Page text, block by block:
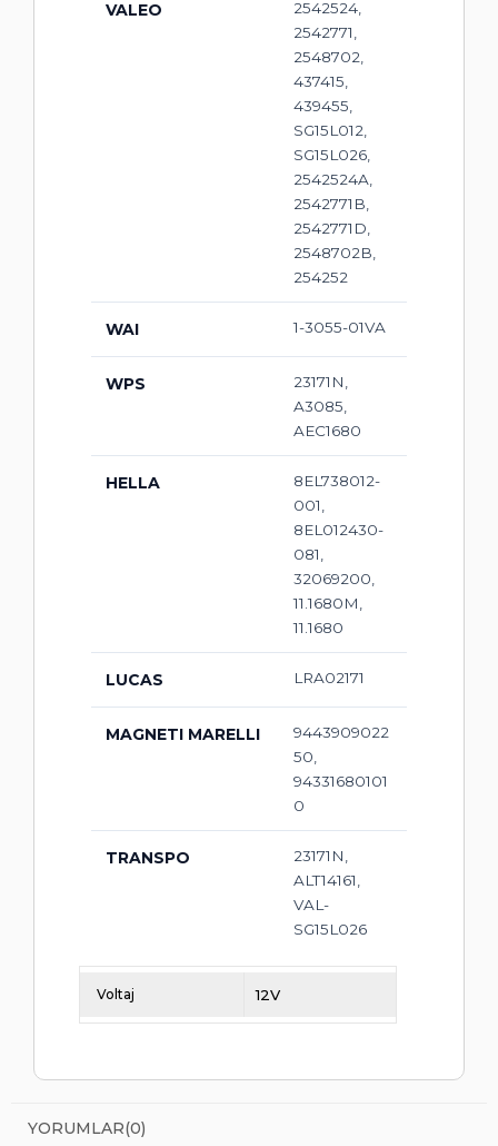
VALEO
2542524,
2542771,
2548702,
437415,
439455,
SG15L012,
SG15L026,
2542524A,
2542771B,
2542771D,
2548702B,
254252
WAI 1-3055-01VA
WPS
23171N,
A3085,
AEC1680
HELLA
8EL738012-
001,
8EL012430-
081,
32069200,
11.1680M,
11.1680
LUCAS LRA02171
MAGNETI MARELLI
9443909022
50,
94331680101
0
TRANSPO
23171N,
ALT14161,
VAL-
SG15L026
Voltaj 12V
YORUMLAR(0)